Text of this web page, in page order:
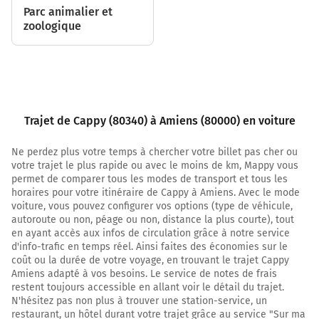
Rue Jules Lardière
Au rond-point, prendre la 1ère sortie sur D1 (Rue Roger
Au rond-point, prendre la 1ère sortie sur D1 (Rue
Hippolyte Noiret) et continuer sur 1,4 kilomètre
22,0 km
Au rond-point, prendre la 2ème sortie sur D1 (Route de
Corbie) et continuer sur 8,2 kilomètres
Rue de la République
23,4 km
Parc animalier et
zoologique
Trajet de Cappy (80340) à Amiens (80000) en voiture
Ne perdez plus votre temps à chercher votre billet pas cher ou
votre trajet le plus rapide ou avec le moins de km, Mappy vous
permet de comparer tous les modes de transport et tous les
horaires pour votre itinéraire de Cappy à Amiens. Avec le mode
voiture, vous pouvez configurer vos options (type de véhicule,
autoroute ou non, péage ou non, distance la plus courte), tout
en ayant accès aux infos de circulation grâce à notre service
d'info-trafic en temps réel. Ainsi faites des économies sur le
coût ou la durée de votre voyage, en trouvant le trajet Cappy
Amiens adapté à vos besoins. Le service de notes de frais
restent toujours accessible en allant voir le détail du trajet.
N'hésitez pas non plus à trouver une station-service, un
restaurant, un hôtel durant votre trajet grâce au service "Sur ma